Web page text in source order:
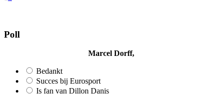
Poll
Marcel Dorff,
Bedankt
Succes bij Eurosport
Is fan van Dillon Danis